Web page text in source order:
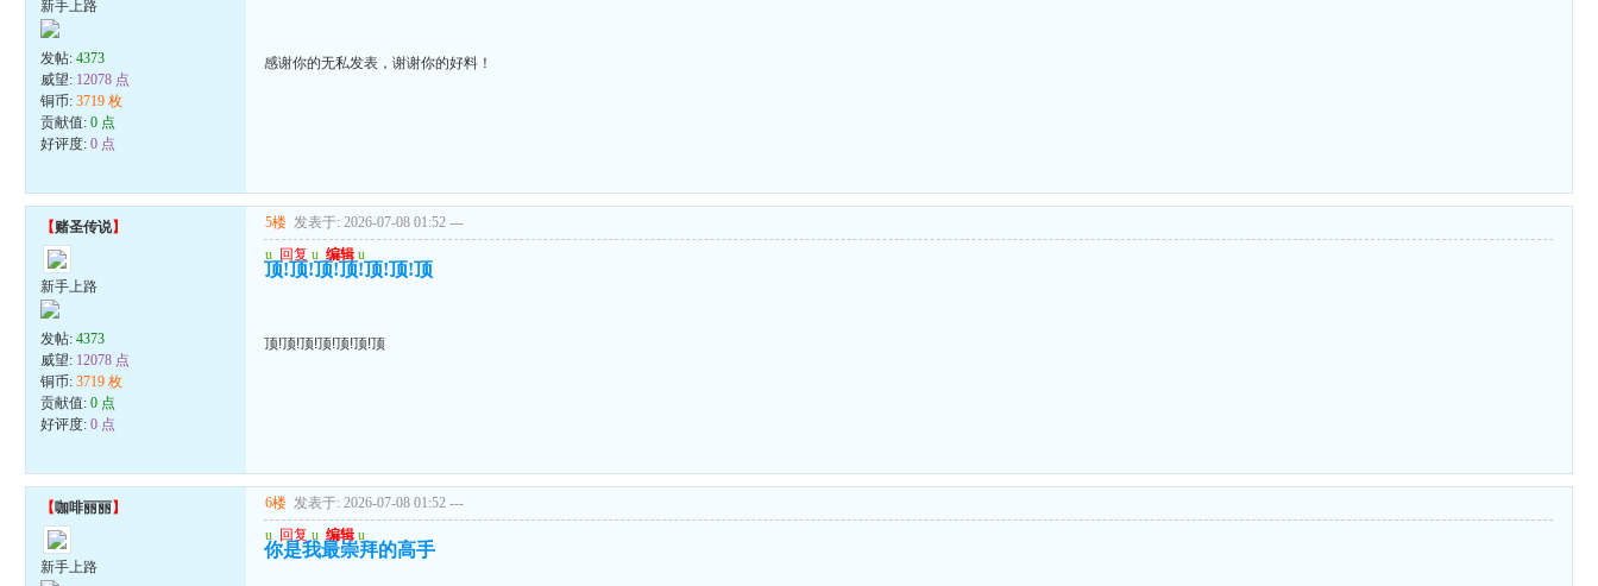
新手上路
发帖:4373
威望: 12078 点
铜币:3719 枚
贡献值:0 点
好评度:0 点
感谢你的无私发表，谢谢你的好料！
【赌圣传说】
新手上路
发帖:4373
威望: 12078 点
铜币:3719 枚
贡献值:0 点
好评度:0 点
5楼 发表于: 2026-07-08 01:52 ---
u 回复 u 编辑 u
顶!顶!顶!顶!顶!顶!顶
顶!顶!顶!顶!顶!顶!顶
【咖啡丽丽】
新手上路
6楼 发表于: 2026-07-08 01:52 ---
u 回复 u 编辑 u
你是我最崇拜的高手